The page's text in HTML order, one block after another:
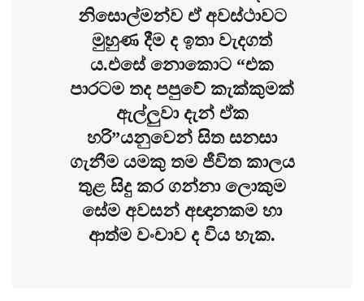
නිසොල්මන්ව ඒ අවස්ථාවට
මුහුණ දීම ද ඉතා වැදගත්
ය.එසේ නොකොට “එක
පාරටම තද පපුවේ කැක්කුමක්
ඇල්ලුවා දැන් ඒක
හරි”යනුවෙන් සිත සනසා
ගැනීම යමකු තම ජීවිත කාලය
තුළ සිදු කර ගන්නා ලොකුම
සේම අවසන් අඥානකම හා
ආත්ම වංචාව ද විය හැක.